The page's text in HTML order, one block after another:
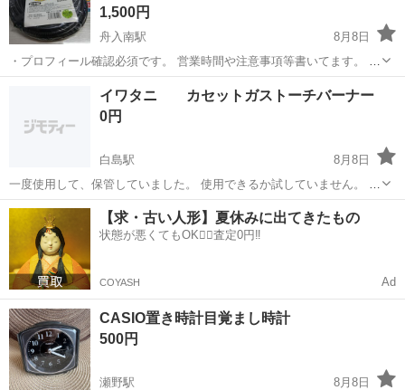
1,500円
舟入南駅
8月8日
・プロフィール確認必須です。 営業時間や注意事項等書いてます。 ・
購入希望の方は取りに来られるご希望の日にちと時間を○日○時と明記
してご連絡お願い致します。 ご覧頂きありがとうございます。 個人保
管されていた物です...
舟入南駅
イワタニ カセットガストーチバーナー
0円
白島駅
8月8日
一度使用して、保管していました。 使用できるか試していません。 8
月8日16時半にセブンイレブンの駐車場に来れる方にお譲りします。
広島 広島市 白島駅 その他 イワタニ
【求・古い人形】夏休みに出てきたもの
状態が悪くてもOK🙆‍♀️査定0円‼️
COYASH Ad
CASIO置き時計目覚まし時計
500円
瀬野駅
8月8日